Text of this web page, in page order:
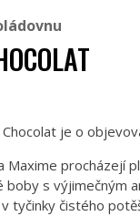
je o
Maxime procházejí
boby s výjimečným
tyčinky čistého